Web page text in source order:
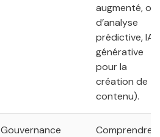
augmenté,
d’analyse
prédictive, IA
générative
pour la
création de
contenu).
Gouvernance
Comprendre